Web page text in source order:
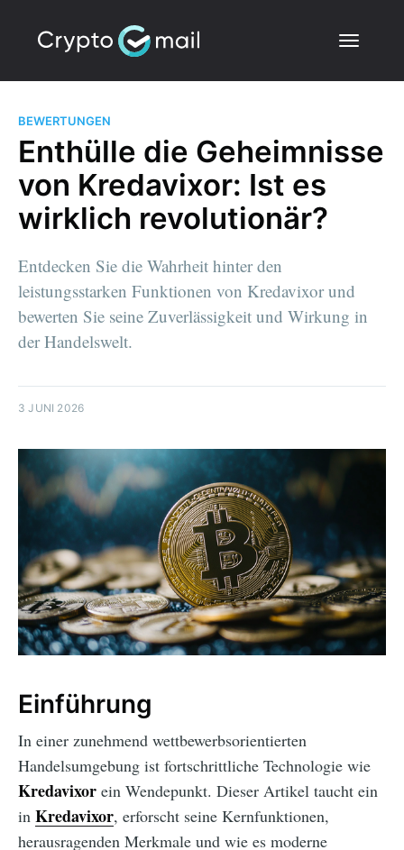
BEWERTUNGEN
Enthülle die Geheimnisse
von Kredavixor: Ist es
wirklich revolutionär?
Entdecken Sie die Wahrheit hinter den
leistungsstarken Funktionen von Kredavixor und
bewerten Sie seine Zuverlässigkeit und Wirkung in
der Handelswelt.
3 JUNI 2026
Einführung
In einer zunehmend wettbewerbsorientierten
Handelsumgebung ist fortschrittliche Technologie wie
Kredavixor ein Wendepunkt. Dieser Artikel taucht ein
in Kredavixor, erforscht seine Kernfunktionen,
herausragenden Merkmale und wie es moderne